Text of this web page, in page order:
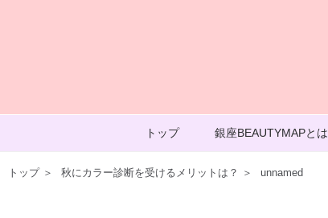
トップ 銀座BEAUTYMAPとは
トップ＞ 秋にカラー診断を受けるメリットは？ ＞ unnamed